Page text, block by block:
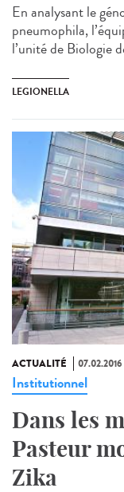
En analysant le
pneumophila,
l’unité de Biologie
LEGIONELLA
ACTUALITÉ 07.02.2016
Institutionnel
Dans les
Pasteur
Zika